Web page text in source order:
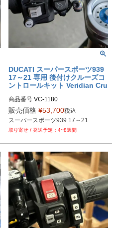
DUCATI スーパースポーツ939
17～21 専用 後付けクルーズコ
ントロールキット Veridian Cru
商品番号 VC-1180
旧型番：VC-1180-939
販売価格 ¥53,700税込
スーパースポーツ939 17～21
4~8週間